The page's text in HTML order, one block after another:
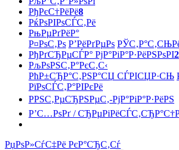
РђРєС†РёРё8
РќРѕРІРѕСЃС‚Рё
РњРµРґРёР°
Р¤РѕС‚Рѕ Р’РёРґРµРѕ
РђРґСЂРµСЃР° РјР°РіР°Р·РёРЅРѕРІ2
РљРѕРЅС‚Р°РєС‚С‹
РћР±СЂР°С‚РЅР°СЏ СЃРІСЏР·СЊ
РїРѕСЃС‚Р°РІРєРё
РРЅС‚РµСЂРЅРµС‚-РјР°РіР°Р·РёРЅ
Р’С…РѕРґ /
РџРѕР»СѓС‡Рё РєР°СЂС‚Сѓ